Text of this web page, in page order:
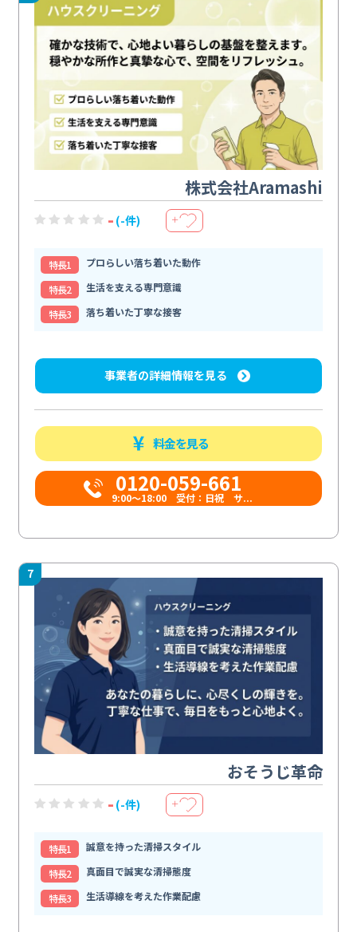
株式会社Aramashi
- (-件) ＋
特⻑1
プロらしい落ち着いた動作
特⻑2
生活を支える専門意識
特⻑3
落ち着いた丁寧な接客
事業者の詳細情報を見る
料金を見る
0120-059-661
9:00〜18:00 受付：日祝 サ...
7
おそうじ革命
- (-件) ＋
特⻑1
誠意を持った清掃スタイル
特⻑2
真面目で誠実な清掃態度
特⻑3
生活導線を考えた作業配慮